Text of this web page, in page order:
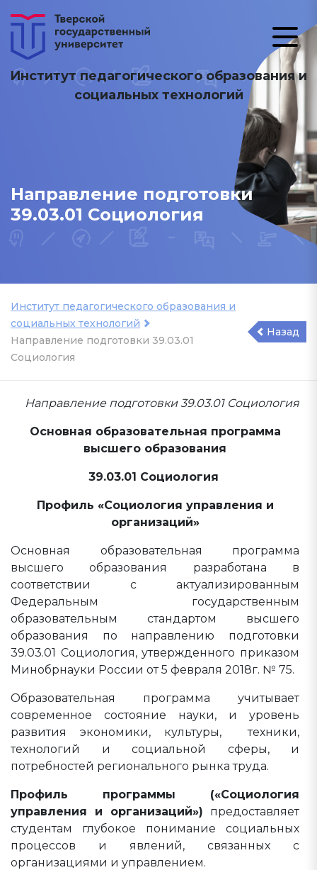
Институт педагогического образования и
социальных технологий
Направление подготовки
39.03.01 Социология
Институт педагогического образования и
социальных технологий
Направление подготовки 39.03.01
Социология
Назад
Направление подготовки 39.03.01 Социология
Основная образовательная программа
высшего образования
39.03.01 Социология
Профиль «Социология управления и
организаций»
Основная образовательная программа
высшего образования разработана в
соответствии с актуализированным
Федеральным государственным
образовательным стандартом высшего
образования по направлению подготовки
39.03.01 Социология, утвержденного приказом
Минобрнауки России от 5 февраля 2018г. № 75.
Образовательная программа учитывает
современное состояние науки, и уровень
развития экономики, культуры, техники,
технологий и социальной сферы, и
потребностей регионального рынка труда.
Профиль программы («Социология
управления и организаций») предоставляет
студентам глубокое понимание социальных
процессов и явлений, связанных с
организациями и управлением.